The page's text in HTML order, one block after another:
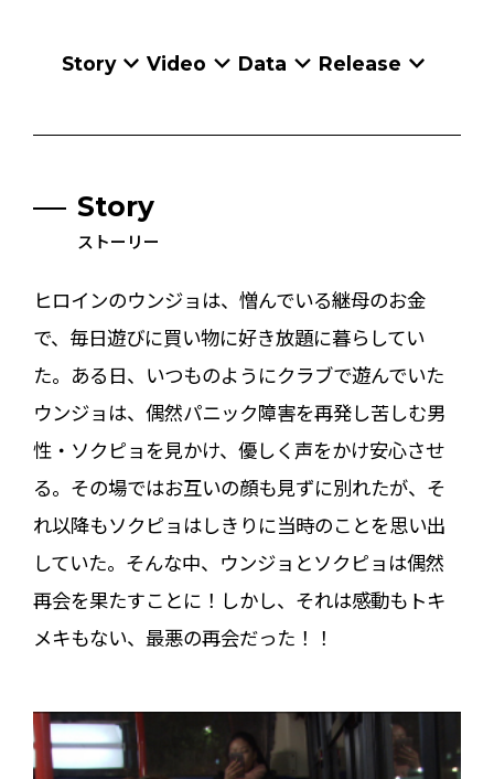
Story Video Data Release
Story
ストーリー
ヒロインのウンジョは、憎んでいる継母のお金
で、毎日遊びに買い物に好き放題に暮らしてい
た。ある日、いつものようにクラブで遊んでいた
ウンジョは、偶然パニック障害を再発し苦しむ男
性・ソクピョを見かけ、優しく声をかけ安心させ
る。その場ではお互いの顔も見ずに別れたが、そ
れ以降もソクピョはしきりに当時のことを思い出
していた。そんな中、ウンジョとソクピョは偶然
再会を果たすことに！しかし、それは感動もトキ
メキもない、最悪の再会だった！！